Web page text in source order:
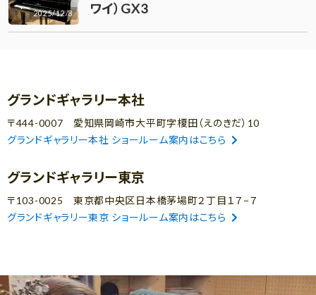
2025/12/8
ワイ）GX3
グランドギャラリー本社
〒444-0007 愛知県岡崎市大平町字榎田（えのきだ）10
グランドギャラリー本社 ショールーム案内はこちら
グランドギャラリー東京
〒103-0025 東京都中央区日本橋茅場町２丁目１７−７
グランドギャラリー東京 ショールーム案内はこちら